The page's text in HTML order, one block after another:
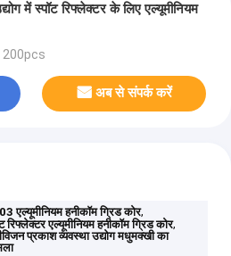
में स्पॉट रिफ्लेक्टर के लिए एल्यूमीनियम
200pcs
अब से संपर्क करें
एल्यूमीनियम हनीकॉम ग्रिड कोर,
रिफ्लेक्टर एल्यूमीनियम हनीकॉम ग्रिड कोर,
प्रकाश व्यवस्था उद्योग मधुमक्खी का